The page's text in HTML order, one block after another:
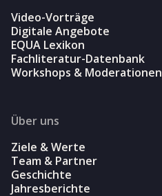
Video-Vorträge
Digitale Angebote
EQUA Lexikon
Fachliteratur-Datenbank
Workshops & Moderationen
Über uns
Ziele & Werte
Team & Partner
Geschichte
Jahresberichte